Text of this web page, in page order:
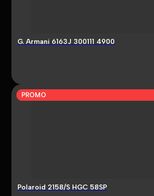
G. Armani 6163J 300111 4900
PROMO
Polaroid 2158/S HGC 58SP